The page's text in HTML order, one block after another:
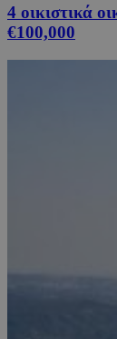
4 οικιστικά
€100,000